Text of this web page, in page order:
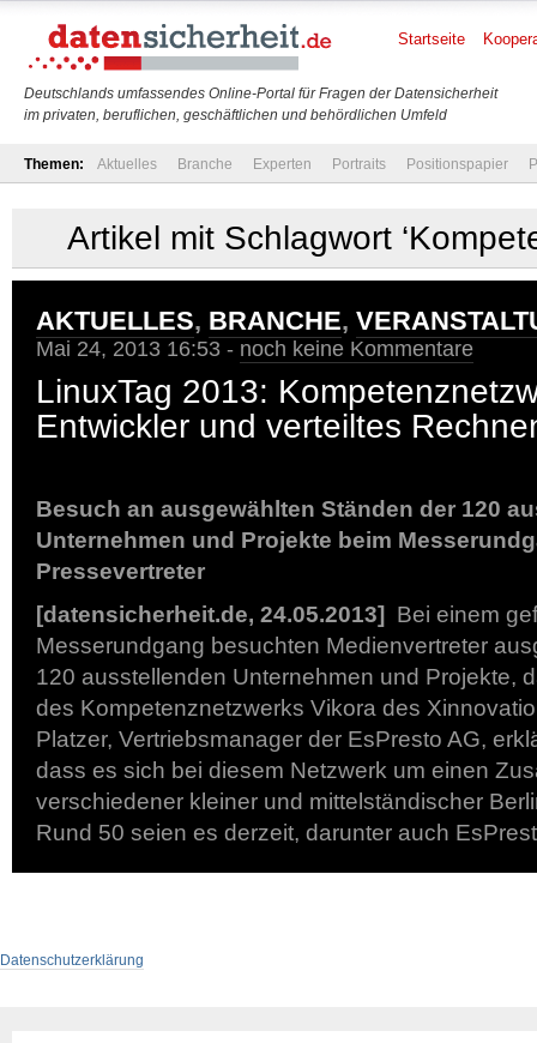
Deutschlands umfassendes Online-Portal für Fragen der Datensicherheit
im privaten, beruflichen, geschäftlichen und behördlichen Umfeld
Startseite
Themen: Aktuelles Branche Experten Portraits Positionspapier
Artikel mit Schlagwort
AKTUELLES, BRANCHE,
Mai 24, 2013 16:53 - noch keine Kommentare
LinuxTag 2013:
Entwickler und verteiltes
Besuch an ausgewählten Ständen der 120
Unternehmen und Projekte beim
Pressevertreter
[datensicherheit.de, 24.05.2013]
Bei einem
Messerundgang besuchten Medienvertreter
120 ausstellenden Unternehmen und Projekte,
des Kompetenznetzwerks Vikora des
Platzer, Vertriebsmanager der EsPresto AG,
dass es sich bei diesem Netzwerk um einen
verschiedener kleiner und mittelständischer
Rund 50 seien es derzeit, darunter auch
Datenschutzerklärung